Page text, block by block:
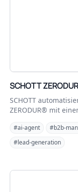
SCHOTT
SCHOTT
ZERODUR® mit
#ai-agent #b2b-
#lead-generation